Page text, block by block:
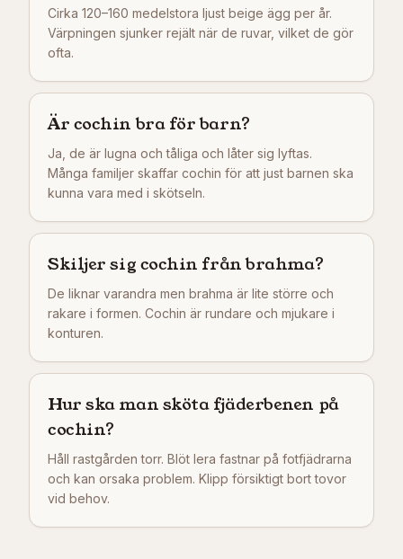
Cirka 120–160 medelstora ljust beige ägg per år.
Värpningen sjunker rejält när de ruvar, vilket de gör
ofta.
Är cochin bra för barn?
Ja, de är lugna och tåliga och låter sig lyftas.
Många familjer skaffar cochin för att just barnen ska
kunna vara med i skötseln.
Skiljer sig cochin från brahma?
De liknar varandra men brahma är lite större och
rakare i formen. Cochin är rundare och mjukare i
konturen.
Hur ska man sköta fjäderbenen på
cochin?
Håll rastgården torr. Blöt lera fastnar på fotfjädrarna
och kan orsaka problem. Klipp försiktigt bort tovor
vid behov.